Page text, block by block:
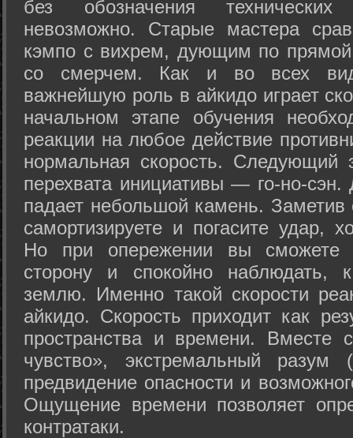
без обозначения
невозможно. Старые мастера
кэмпо с вихрем, дующим по
со смерчем. Как и во всех
важнейшую роль в айкидо играет
начальном этапе обучения
реакции на любое действие
нормальная скорость.
перехвата инициативы — го-но-
падает небольшой камень.
самортизируете и погасите удар,
Но при опережении вы сможете
сторону и спокойно наблюдать,
землю. Именно такой скорости
айкидо. Скорость приходит как
пространства и времени. Вместе
чувство», экстремальный разум
предвидение опасности и
Ощущение времени позволяет
контратаки.